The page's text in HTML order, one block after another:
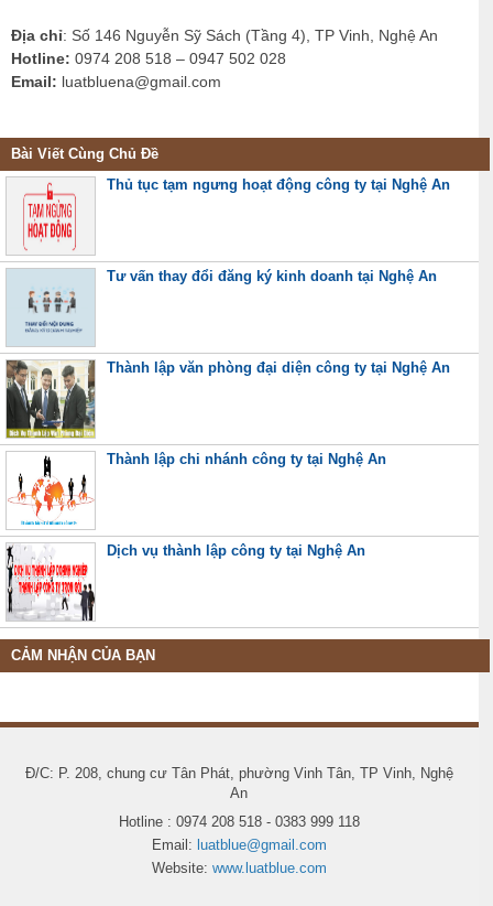
Địa chỉ: Số 146 Nguyễn Sỹ Sách (Tầng 4), TP Vinh, Nghệ An
Hotline: 0974 208 518 – 0947 502 028
Email: luatbluena@gmail.com
Bài Viết Cùng Chủ Đề
Thủ tục tạm ngưng hoạt động công ty tại Nghệ An
Tư vấn thay đổi đăng ký kinh doanh tại Nghệ An
Thành lập văn phòng đại diện công ty tại Nghệ An
Thành lập chi nhánh công ty tại Nghệ An
Dịch vụ thành lập công ty tại Nghệ An
CẢM NHẬN CỦA BẠN
Đ/C: P. 208, chung cư Tân Phát, phường Vinh Tân, TP Vinh, Nghệ
An
Hotline : 0974 208 518 - 0383 999 118
Email: luatblue@gmail.com
Website: www.luatblue.com